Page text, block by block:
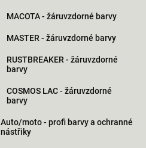
MACOTA - žáruvzdorné barvy
MASTER - žáruvzdorné barvy
RUSTBREAKER - žáruvzdorné
barvy
COSMOS LAC - žáruvzdorné
barvy
Auto/moto - profi barvy a ochranné
nástřiky